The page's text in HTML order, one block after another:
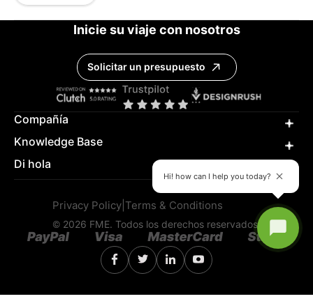
Inicie su viaje con nosotros
Solicitar un presupuesto
Compañía
Knowledge Base
Di hola
Hi! how can I help you today?
Privacy Policy Terms & Conditions
© 2026 FME. Todos los derechos reservados.